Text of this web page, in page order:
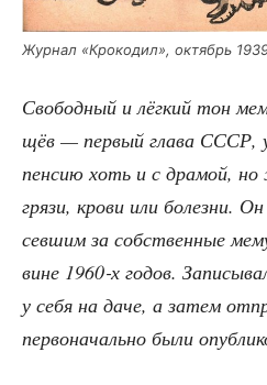
Жур­нал «Кро­ко­дил», октябрь
Сво­бод­ный и лёг­кий тон
щёв — пер­вый гла­ва СССР,
пен­сию хоть и с дра­мой,
гря­зи, кро­ви или болез­ни.
сев­шим за соб­ствен­ные
вине 1960‑х годов.
у себя на даче, а затем
пер­во­на­чаль­но были